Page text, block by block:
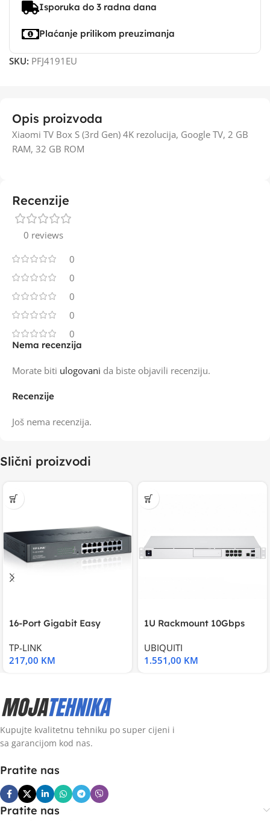
Isporuka do 3 radna dana
Plaćanje prilikom preuzimanja
SKU: PFJ4191EU
Opis proizvoda
Xiaomi TV Box S (3rd Gen) 4K rezolucija, Google TV, 2 GB
RAM, 32 GB ROM
Recenzije
0 reviews
0
0
0
0
0
Recenzije
Još nema recenzija.
Nema recenzija
Morate biti ulogovani da biste objavili recenziju.
Slični proizvodi
16-Port Gigabit Easy
TP-LINK
217,00 KM
1U Rackmount 10Gbps
UBIQUITI
1.551,00 KM
Kupujte kvalitetnu tehniku po super cijeni i
sa garancijom kod nas.
Pratite nas
Pratite nas